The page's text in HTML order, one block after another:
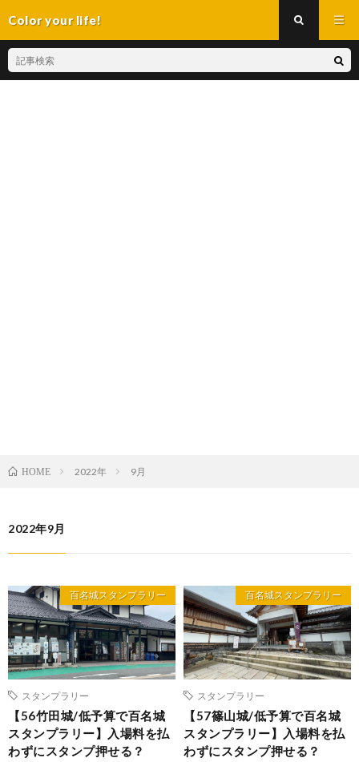
Color your life!
HOME 2022年 9月
2022年9月
百名城スタンプラリー
スタンプラリー
【56竹田城/低予算で百名城
スタンプラリー】入場料を払
わずにスタンプ押せる？
百名城スタンプラリー
スタンプラリー
【57篠山城/低予算で百名城
スタンプラリー】入場料を払
わずにスタンプ押せる？